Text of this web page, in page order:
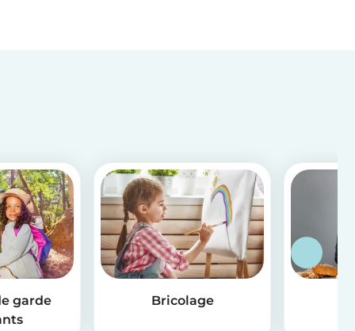
garde
Bricolage